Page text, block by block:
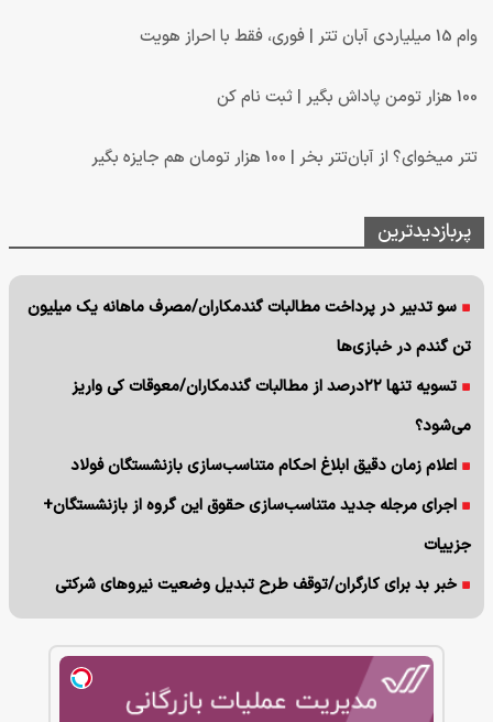
وام 15 میلیاردی آبان تتر | فوری، فقط با احراز هویت
100 هزار تومن پاداش بگیر | ثبت نام کن
تتر میخوای؟ از آبان‌تتر بخر | 100 هزار تومان هم جایزه بگیر
پربازدیدترین
سو تدبیر در پرداخت مطالبات گندمکاران/مصرف ماهانه یک میلیون
تن گندم در خبازی‌ها
تسویه تنها ۲۲درصد از مطالبات گندمکاران/معوقات کی واریز
می‌شود؟
اعلام زمان دقیق ابلاغ احکام متناسب‌سازی بازنشستگان فولاد
اجرای مرجله جدید متناسب‌سازی حقوق این گروه از بازنشستگان+
جزییات
خبر بد برای کارگران/توقف طرح تبدیل وضعیت نیروهای شرکتی